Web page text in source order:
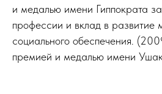
и медалью имени Гиппократа
профессии и вклад в развитие
социального обеспечения.
премией и медалью имени